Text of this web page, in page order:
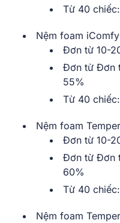
Từ 40
Nệm foam
Đơn từ 10-
Đơn từ Đơn
55%
Từ 40
Nệm foam
Đơn từ 10-
Đơn từ Đơn
60%
Từ 40
Nệm foam